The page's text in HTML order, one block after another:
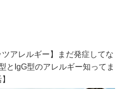
ツアレルギー】まだ発症してな
とIgG型のアレルギー知ってま